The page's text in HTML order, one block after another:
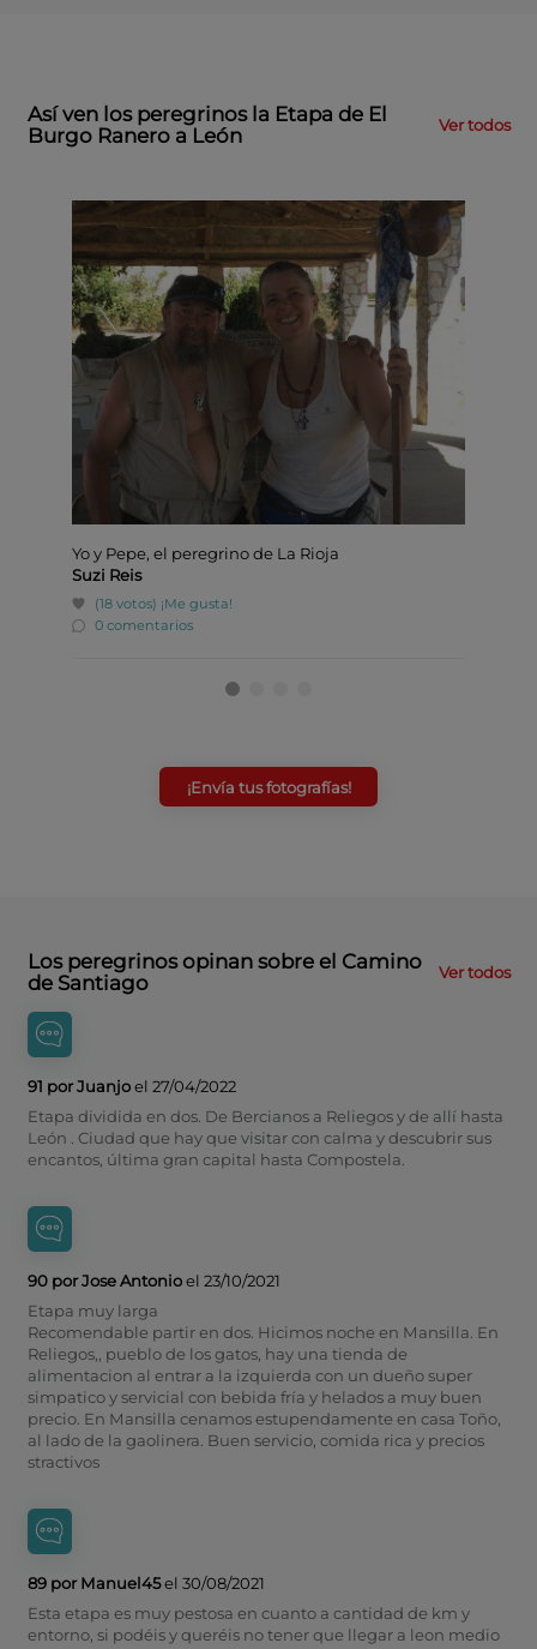
Así ven los peregrinos la Etapa de El
Burgo Ranero a León
Ver todos
Yo y Pepe, el peregrino de La Rioja
Suzi Reis
(18 votos) ¡Me gusta!
0 comentarios
¡Envía tus fotografías!
Los peregrinos opinan sobre el Camino
de Santiago
Ver todos
91 por Juanjoel 27/04/2022
Etapa dividida en dos. De Bercianos a Reliegos y de allí hasta
León . Ciudad que hay que visitar con calma y descubrir sus
encantos, última gran capital hasta Compostela.
90 por Jose Antonioel 23/10/2021
Etapa muy larga
Recomendable partir en dos. Hicimos noche en Mansilla. En
Reliegos,, pueblo de los gatos, hay una tienda de
alimentacion al entrar a la izquierda con un dueño super
simpatico y servicial con bebida fría y helados a muy buen
precio. En Mansilla cenamos estupendamente en casa Toño,
al lado de la gaolinera. Buen servicio, comida rica y precios
stractivos
89 por Manuel45el 30/08/2021
Esta etapa es muy pestosa en cuanto a cantidad de km y
entorno, si podéis y queréis no tener que llegar a leon medio